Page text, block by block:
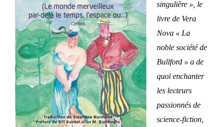
singulière », le
livre de Vera
Nova « La
noble société de
Bullford » a de
quoi enchanter
les lecteurs
passionnés de
science-fiction,